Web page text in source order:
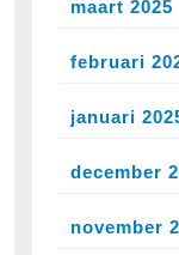
maart 2025
februari
januari
december
november